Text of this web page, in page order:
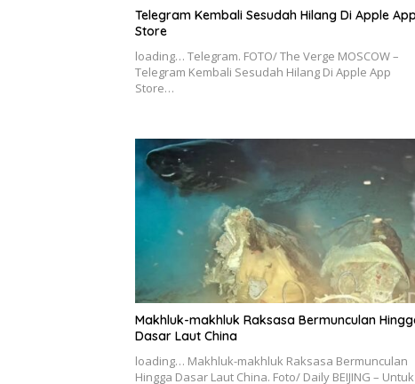
Telegram Kembali Sesudah Hilang Di Apple App
Store
loading… Telegram. FOTO/ The Verge MOSCOW –
Telegram Kembali Sesudah Hilang Di Apple App
Store…
Makhluk-makhluk Raksasa Bermunculan
Dasar Laut China
loading… Makhluk-makhluk Raksasa Bermunculan
Hingga Dasar Laut China. Foto/ Daily BEIJING – Untuk